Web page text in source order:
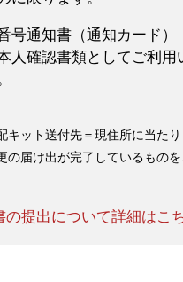
号通知書（通知カード）
人確認書類としてご利用
キット送付先＝現住所に当たり
の届け出が完了しているものを
の提出について詳細はこ